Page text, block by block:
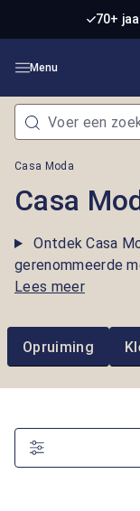
Ga naar de 70+
Menu
Casa Moda
Casa
Ontdek Casa
gerenommeerde
Lees meer
Opruiming